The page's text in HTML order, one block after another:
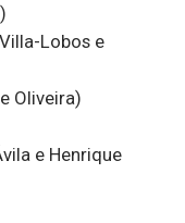
Lobos e
Oliveira)
e Henrique